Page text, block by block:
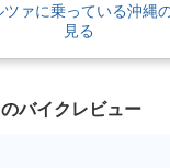
ァに乗っている沖縄
見る
バイクレビュー